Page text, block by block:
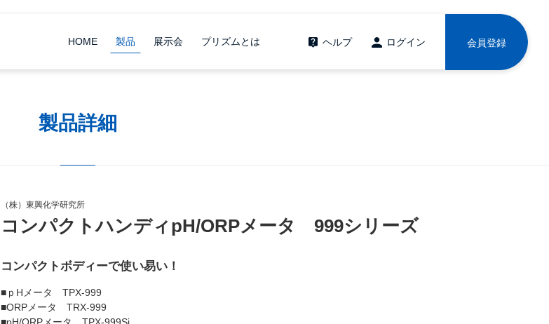
HOME 製品 展示会 プリズムとは ヘルプ ログイン 会員登録
製品詳細
（株）東興化学研究所
コンパクトハンディpH/ORPメータ 999シリーズ
コンパクトボディーで使い易い！
■ｐHメータ TPX-999
■ORPメータ TRX-999